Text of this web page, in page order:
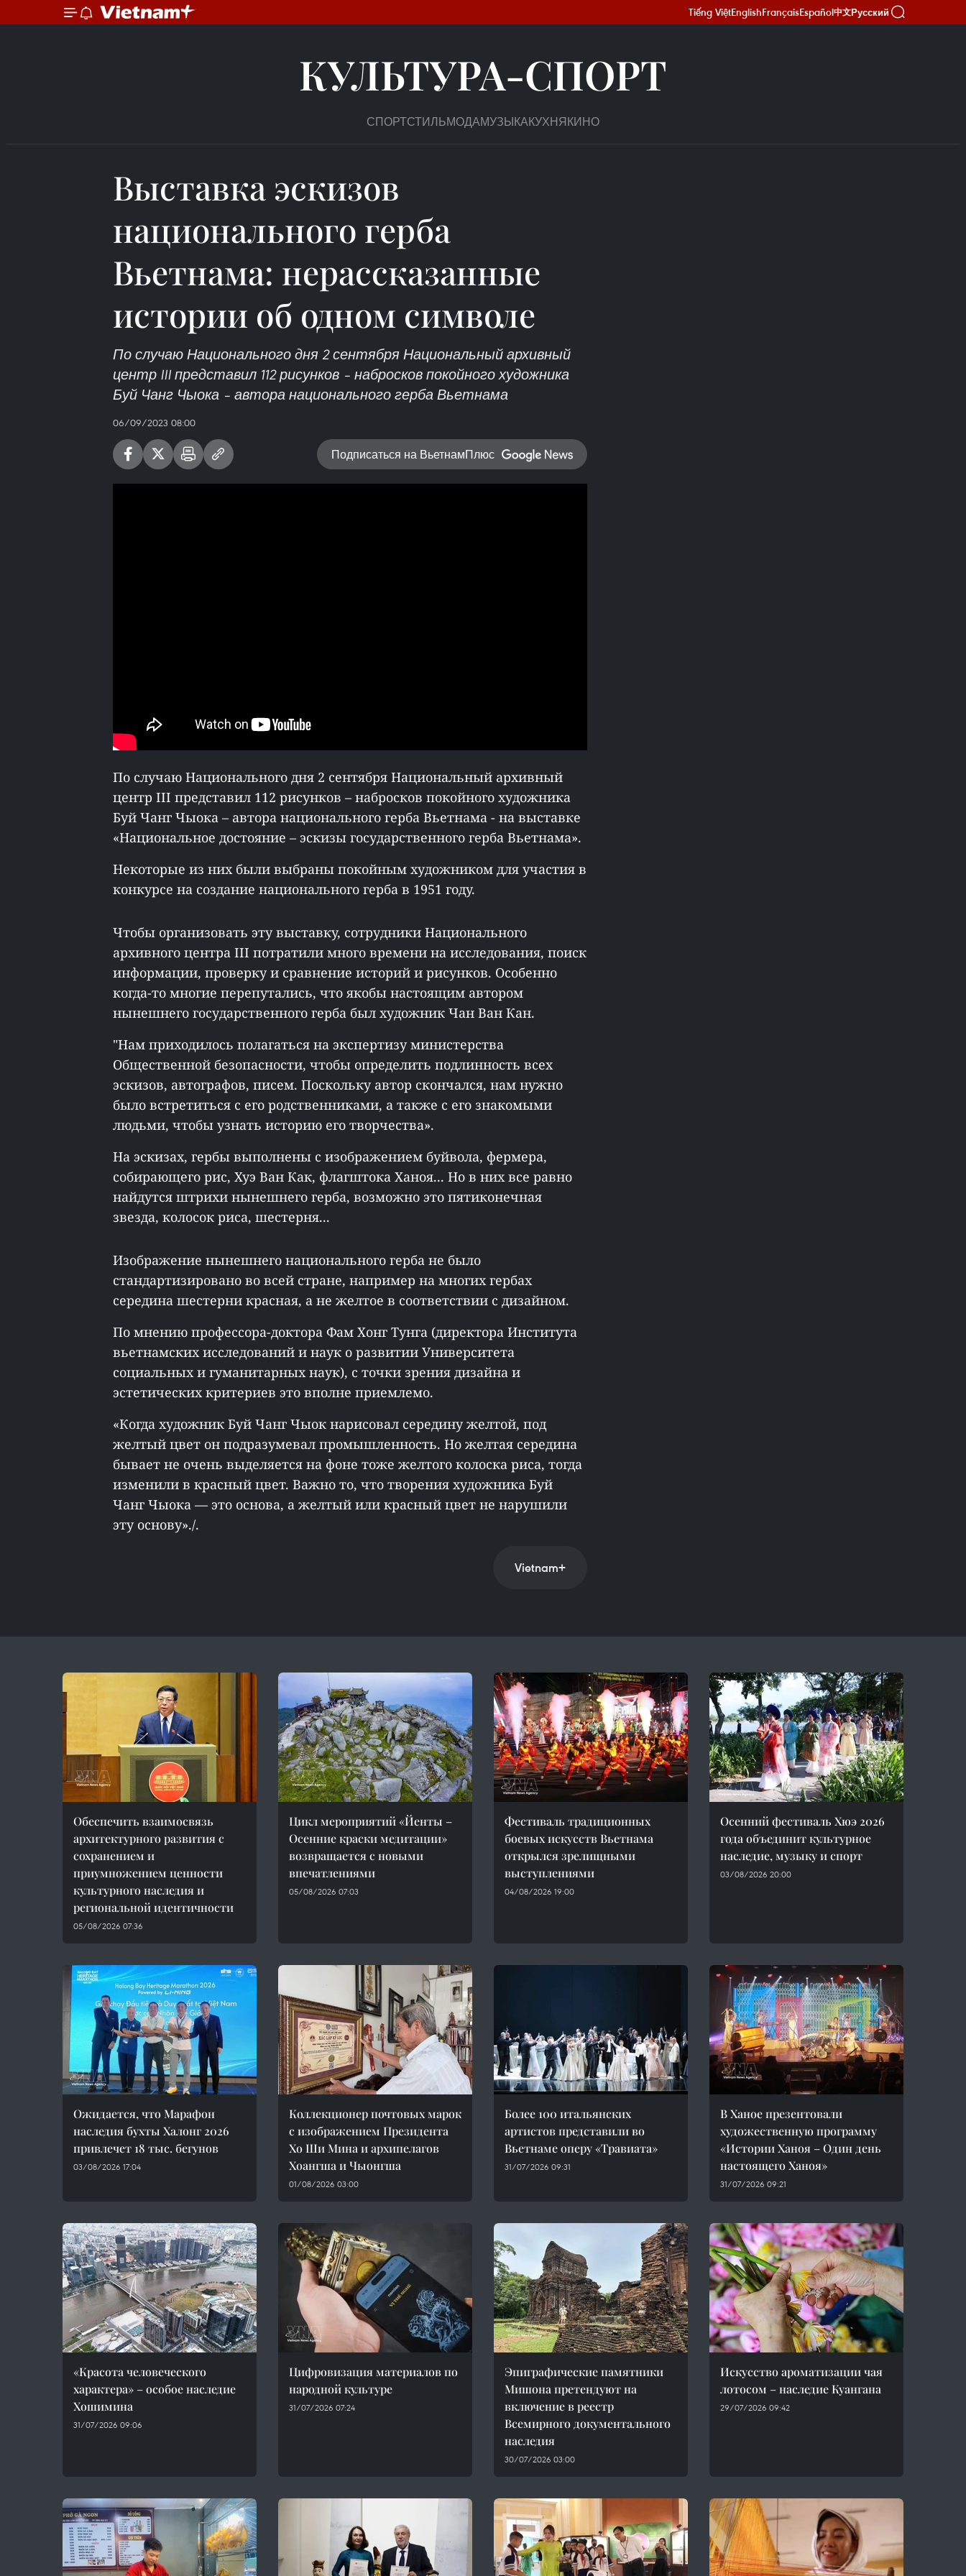
Tiếng ViệtEnglishFrançaisEspañol中文Русский
КУЛЬТУРА-СПОРТ
СПОРТСТИЛЬМОДАМУЗЫКАКУХНЯКИНО
Выставка эскизов
национального герба
Вьетнама: нерассказанные
истории об одном символе
По случаю Национального дня 2 сентября Национальный архивный
центр III представил 112 рисунков – набросков покойного художника
Буй Чанг Чыока – автора национального герба Вьетнама
06/09/2023 08:00
Подписаться на ВьетнамПлюс
По случаю Национального дня 2 сентября Национальный архивный
центр III представил 112 рисунков – набросков покойного художника
Буй Чанг Чыока – автора национального герба Вьетнама - на выставке
«Национальное достояние – эскизы государственного герба Вьетнама».
Некоторые из них были выбраны покойным художником для участия в
конкурсе на создание национального герба в 1951 году.
Чтобы организовать эту выставку, сотрудники Национального
архивного центра III потратили много времени на исследования, поиск
информации, проверку и сравнение историй и рисунков. Особенно
когда-то многие перепутались, что якобы настоящим автором
нынешнего государственного герба был художник Чан Ван Кан.
"Нам приходилось полагаться на экспертизу министерства
Общественной безопасности, чтобы определить подлинность всех
эскизов, автографов, писем. Поскольку автор скончался, нам нужно
было встретиться с его родственниками, а также с его знакомыми
людьми, чтобы узнать историю его творчества».
На эскизах, гербы выполнены с изображением буйвола, фермера,
собирающего рис, Хуэ Ван Как, флагштока Ханоя... Но в них все равно
найдутся штрихи нынешнего герба, возможно это пятиконечная
звезда, колосок риса, шестерня...
Изображение нынешнего национального герба не было
стандартизировано во всей стране, например на многих гербах
середина шестерни красная, а не желтое в соответствии с дизайном.
По мнению профессора-доктора Фам Хонг Тунга (директора Института
вьетнамских исследований и наук о развитии Университета
социальных и гуманитарных наук), с точки зрения дизайна и
эстетических критериев это вполне приемлемо.
«Когда художник Буй Чанг Чыок нарисовал середину желтой, под
желтый цвет он подразумевал промышленность. Но желтая середина
бывает не очень выделяется на фоне тоже желтого колоска риса, тогда
изменили в красный цвет. Важно то, что творения художника Буй
Чанг Чыока — это основа, а желтый или красный цвет не нарушили
эту основу»./.
Vietnam+
Обеспечить взаимосвязь
архитектурного развития с
сохранением и
приумножением ценности
культурного наследия и
региональной идентичности
05/08/2026 07:36
Цикл мероприятий «Йенты –
Осенние краски медитации»
возвращается с новыми
впечатлениями
05/08/2026 07:03
Фестиваль традиционных
боевых искусств Вьетнама
открылся зрелищными
выступлениями
04/08/2026 19:00
Осенний фестиваль Хюэ 2026
года объединит культурное
наследие, музыку и спорт
03/08/2026 20:00
Ожидается, что Марафон
наследия бухты Халонг 2026
привлечет 18 тыс. бегунов
03/08/2026 17:04
Коллекционер почтовых марок
с изображением Президента
Хо Ши Мина и архипелагов
Хоангша и Чыонгша
01/08/2026 03:00
Более 100 итальянских
артистов представили во
Вьетнаме оперу «Травиата»
31/07/2026 09:31
В Ханое презентовали
художественную программу
«Истории Ханоя – Один день
настоящего Ханоя»
31/07/2026 09:21
«Красота человеческого
характера» – особое наследие
Хошимина
31/07/2026 09:06
Цифровизация материалов по
народной культуре
31/07/2026 07:24
Эпиграфические памятники
Мишона претендуют на
включение в реестр
Всемирного документального
наследия
30/07/2026 03:00
Искусство ароматизации чая
лотосом – наследие Куангана
29/07/2026 09:42